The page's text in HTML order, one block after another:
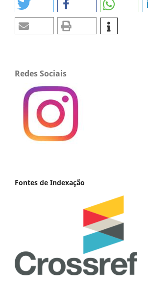
Redes Sociais
Fontes de Indexação